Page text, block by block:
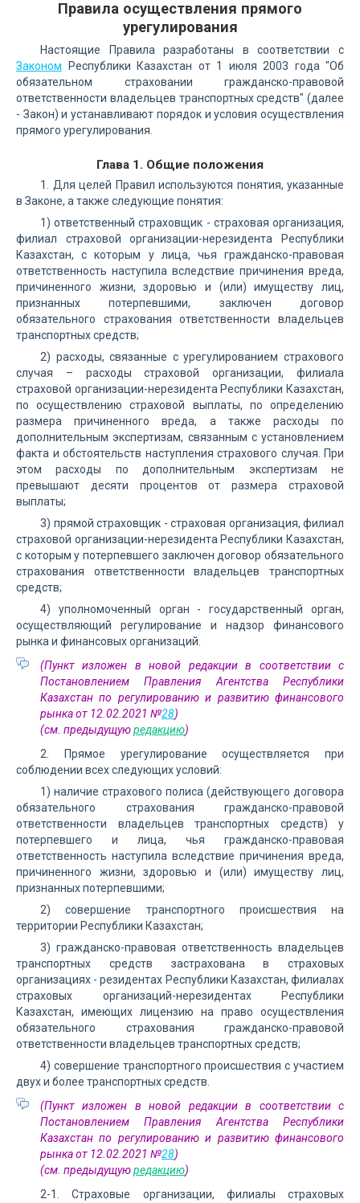
Правила осуществления прямого
урегулирования
Настоящие Правила разработаны в соответствии с
Законом Республики Казахстан от 1 июля 2003 года "Об
обязательном страховании гражданско-правовой
ответственности владельцев транспортных средств" (далее
- Закон) и устанавливают порядок и условия осуществления
прямого урегулирования.
Глава 1. Общие положения
1. Для целей Правил используются понятия, указанные
в Законе, а также следующие понятия:
1) ответственный страховщик - страховая организация,
филиал страховой организации-нерезидента Республики
Казахстан, с которым у лица, чья гражданско-правовая
ответственность наступила вследствие причинения вреда,
причиненного жизни, здоровью и (или) имуществу лиц,
признанных потерпевшими, заключен договор
обязательного страхования ответственности владельцев
транспортных средств;
2) расходы, связанные с урегулированием страхового
случая – расходы страховой организации, филиала
страховой организации-нерезидента Республики Казахстан,
по осуществлению страховой выплаты, по определению
размера причиненного вреда, а также расходы по
дополнительным экспертизам, связанным с установлением
факта и обстоятельств наступления страхового случая. При
этом расходы по дополнительным экспертизам не
превышают десяти процентов от размера страховой
выплаты;
3) прямой страховщик - страховая организация, филиал
страховой организации-нерезидента Республики Казахстан,
с которым у потерпевшего заключен договор обязательного
страхования ответственности владельцев транспортных
средств;
4) уполномоченный орган - государственный орган,
осуществляющий регулирование и надзор финансового
рынка и финансовых организаций.
(Пункт изложен в новой редакции в соответствии с
Постановлением Правления Агентства Республики
Казахстан по регулированию и развитию финансового
рынка от 12.02.2021 №28)
(см. предыдущуюредакцию)
2. Прямое урегулирование осуществляется при
соблюдении всех следующих условий:
1) наличие страхового полиса (действующего договора
обязательного страхования гражданско-правовой
ответственности владельцев транспортных средств) у
потерпевшего и лица, чья гражданско-правовая
ответственность наступила вследствие причинения вреда,
причиненного жизни, здоровью и (или) имуществу лиц,
признанных потерпевшими;
2) совершение транспортного происшествия на
территории Республики Казахстан;
3) гражданско-правовая ответственность владельцев
транспортных средств застрахована в страховых
организациях - резидентах Республики Казахстан, филиалах
страховых организаций-нерезидентах Республики
Казахстан, имеющих лицензию на право осуществления
обязательного страхования гражданско-правовой
ответственности владельцев транспортных средств;
4) совершение транспортного происшествия с участием
двух и более транспортных средств.
(Пункт изложен в новой редакции в соответствии с
Постановлением Правления Агентства Республики
Казахстан по регулированию и развитию финансового
рынка от 12.02.2021 №28)
(см. предыдущуюредакцию)
2-1. Страховые организации, филиалы страховых